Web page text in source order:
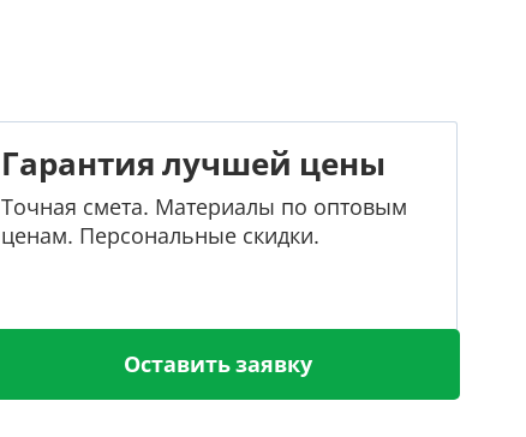
Гарантия лучшей цены
Точная смета. Материалы по оптовым
ценам. Персональные скидки.
Оставить заявку